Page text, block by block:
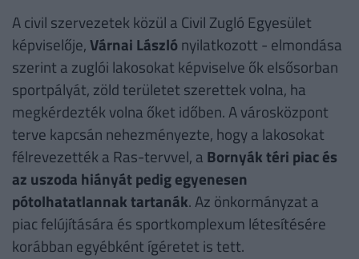
A civil szervezetek közül a Civil Zugló Egyesület
képviselője,Várnai Lászlónyilatkozott - elmondása
szerint a zuglói lakosokat képviselve ők elsősorban
sportpályát, zöld területet szerettek volna, ha
megkérdezték volna őket időben. A városközpont
terve kapcsán nehezményezte, hogy a lakosokat
félrevezették a Ras-tervvel, a Bornyák téri piac és
az uszoda hiányát pedig egyenesen
pótolhatatlannak tartanák. Az önkormányzat a
piac felújítására és sportkomplexum létesítésére
korábban egyébként ígéretet is tett.